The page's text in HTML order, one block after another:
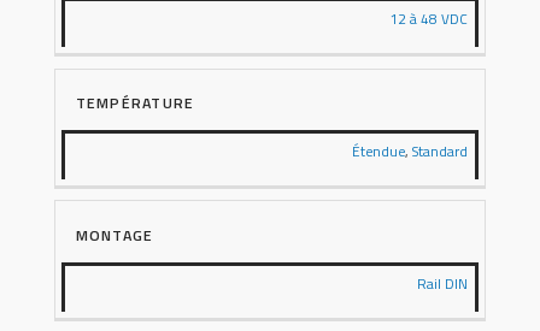
12 à 48 VDC
TEMPÉRATURE
Étendue,Standard
MONTAGE
Rail DIN